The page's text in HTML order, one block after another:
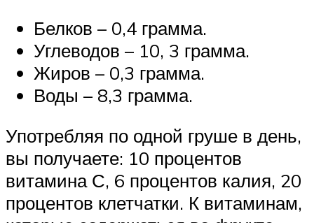
Белков – 0,4 грамма.
Углеводов – 10, 3 грамма.
Жиров – 0,3 грамма.
Воды – 8,3 грамма.
Употребляя по одной груше в день,
вы получаете: 10 процентов
витамина С, 6 процентов калия, 20
процентов клетчатки. К витаминам,